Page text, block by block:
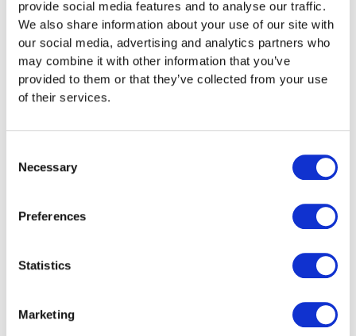
provide social media features and to analyse our traffic.
We also share information about your use of our site with
our social media, advertising and analytics partners who
may combine it with other information that you’ve
provided to them or that they’ve collected from your use
of their services.
Selection
Necessary
Preferences
Statistics
Marketing
Errori comuni
Dedurre interventi estetici senza necessità
medica
spese di malattia
(fatture, attestazioni assicurative, conteggi
Non sottrarre le riduzioni dei premi dai premi
consenta l'importo massimo
Dichiarare i costi alberghieri in casa di riposo